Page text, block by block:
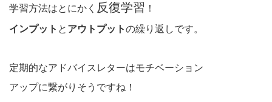
学習方法はとにかく 反復学習 ！
インプット と アウトプットの繰り返しです。
定期的なアドバイスレターはモチベーション
アップに繋がりそうですね！